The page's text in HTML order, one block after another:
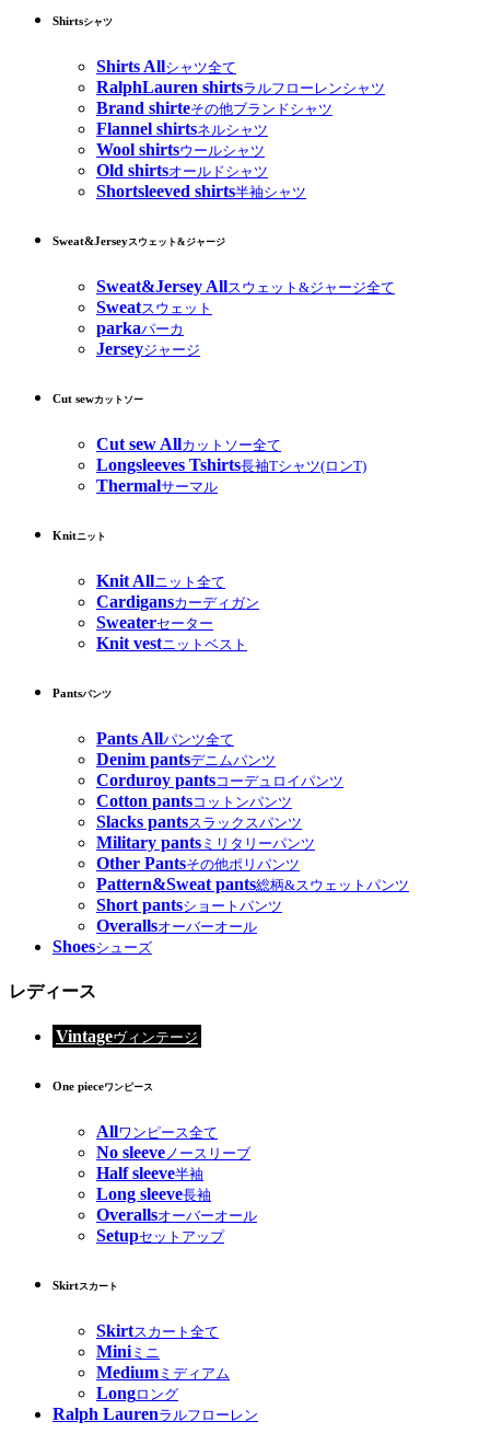
Shirtsシャツ
Shirts Allシャツ全て
RalphLauren shirtsラルフローレンシャツ
Brand shirteその他ブランドシャツ
Flannel shirtsネルシャツ
Wool shirtsウールシャツ
Old shirtsオールドシャツ
Shortsleeved shirts半袖シャツ
Sweat&Jerseyスウェット&ジャージ
Sweat&Jersey Allスウェット&ジャージ全て
Sweatスウェット
parkaパーカ
Jerseyジャージ
Cut sewカットソー
Cut sew Allカットソー全て
Longsleeves Tshirts長袖Tシャツ(ロンT)
Thermalサーマル
Knitニット
Knit Allニット全て
Cardigansカーディガン
Sweaterセーター
Knit vestニットベスト
Pantsパンツ
Pants Allパンツ全て
Denim pantsデニムパンツ
Corduroy pantsコーデュロイパンツ
Cotton pantsコットンパンツ
Slacks pantsスラックスパンツ
Military pants ミリタリーパンツ
Other Pantsその他ポリパンツ
Pattern&Sweat pants総柄&スウェットパンツ
Short pantsショートパンツ
Overallsオーバーオール
Shoesシューズ
レディース
Vintageヴィンテージ
One pieceワンピース
Allワンピース全て
No sleeveノースリーブ
Half sleeve半袖
Long sleeve長袖
Overallsオーバーオール
Setupセットアップ
Skirtスカート
Skirtスカート全て
Miniミニ
Medium ミディアム
Longロング
Ralph Laurenラルフローレン